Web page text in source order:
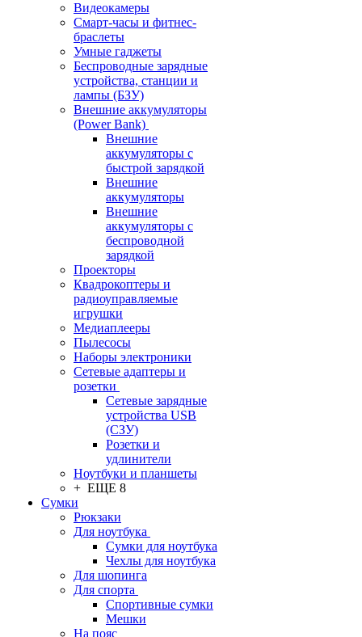
Видеокамеры
Смарт-часы и фитнес-
браслеты
Умные гаджеты
Беспроводные зарядные
устройства, станции и
лампы (БЗУ)
Внешние аккумуляторы
(Power Bank)
Внешние
аккумуляторы с
быстрой зарядкой
Внешние
аккумуляторы
Внешние
аккумуляторы с
беспроводной
зарядкой
Проекторы
Квадрокоптеры и
радиоуправляемые
игрушки
Медиаплееры
Пылесосы
Наборы электроники
Сетевые адаптеры и
розетки
Сетевые зарядные
устройства USB
(СЗУ)
Розетки и
удлинители
Ноутбуки и планшеты
+ ЕЩЕ 8
Сумки
Рюкзаки
Для ноутбука
Сумки для ноутбука
Чехлы для ноутбука
Для шопинга
Для спорта
Спортивные сумки
Мешки
На пояс